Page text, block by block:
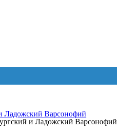
Ладожский Варсонофий
и Ладожский Варсонофий